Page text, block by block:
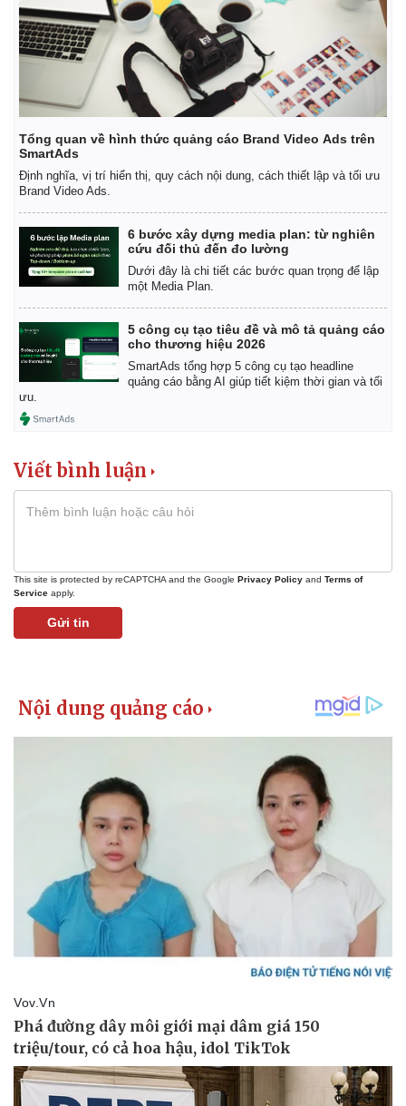
Kinh tế
Bất động sản
Tổng quan về hình thức quảng cáo Brand Video Ads trên
SmartAds
Định nghĩa, vị trí hiển thị, quy cách nội dung, cách thiết lập và tối ưu
Brand Video Ads.
6 bước xây dựng media plan: từ nghiên
cứu đối thủ đến đo lường
Dưới đây là chi tiết các bước quan trọng để lập
một Media Plan.
5 công cụ tạo tiêu đề và mô tả quảng cáo
cho thương hiệu 2026
SmartAds tổng hợp 5 công cụ tạo headline
quảng cáo bằng AI giúp tiết kiệm thời gian và tối
ưu.
Viết bình luận
This site is protected by reCAPTCHA and the Google Privacy Policy and Terms of
Service apply.
Gửi tin